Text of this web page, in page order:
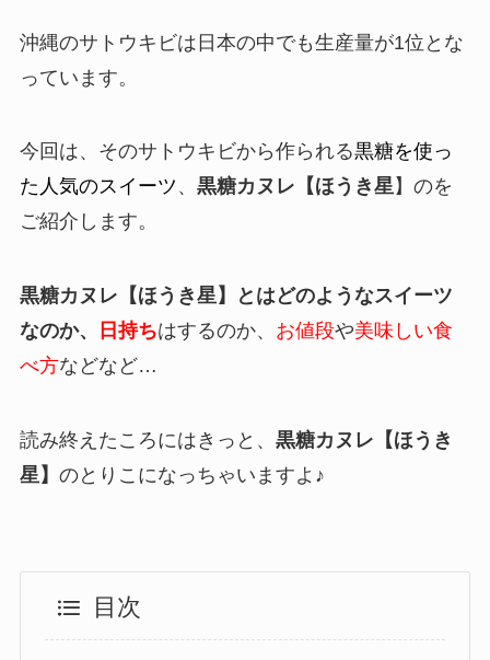
沖縄のサトウキビは日本の中でも生産量が1位とな
っています。
今回は、そのサトウキビから作られる黒糖を使っ
た人気のスイーツ 、 黒糖カヌレ【ほうき星】のを
ご紹介します。
黒糖カヌレ【ほうき星】
とはどのようなスイーツ
なのか、
日持ちはするのか、 お値段や美味しい食
べ方などなど…
読み終えたころにはきっと、 黒糖カヌレ【ほうき
星】 のとりこになっちゃいますよ♪
目次